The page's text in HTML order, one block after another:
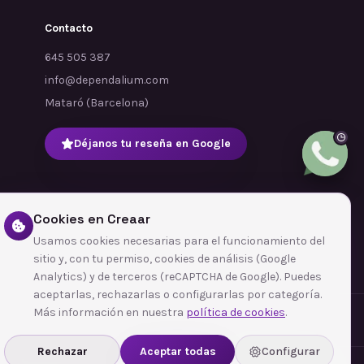
Contacto
645 505 387
info@dependalium.com
Mataró (Barcelona)
Déjanos tu reseña en Google
Cookies en Creaar
Usamos cookies necesarias para el funcionamiento del
sitio y, con tu permiso, cookies de análisis (Google
Analytics) y de terceros (reCAPTCHA de Google). Puedes
aceptarlas, rechazarlas o configurarlas por categoría.
Más información en nuestra política de cookies.
Rechazar Aceptar todas Configurar